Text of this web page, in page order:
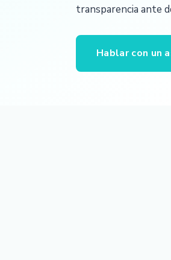
transparencia ante
Hablar con un